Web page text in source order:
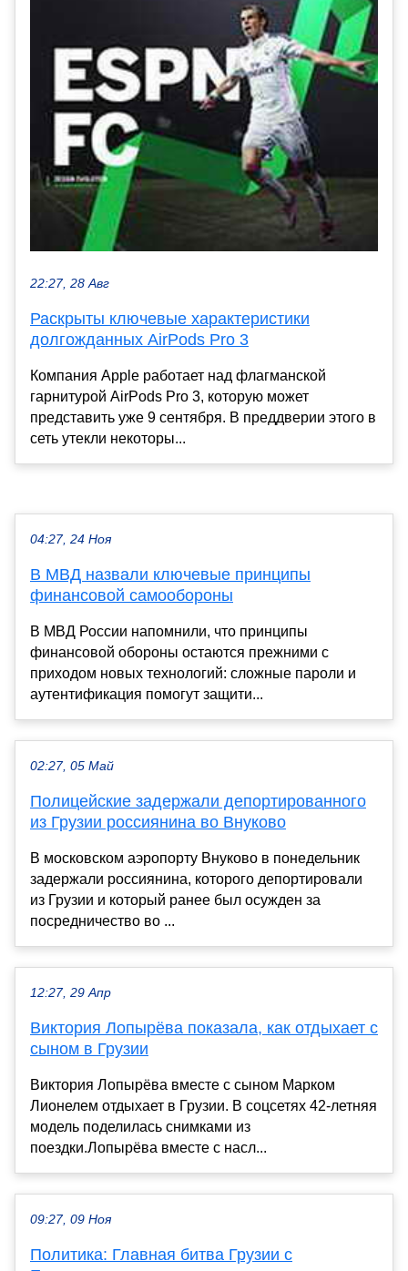
22:27, 28 Авг
Раскрыты ключевые характеристики
долгожданных AirPods Pro 3
Компания Apple работает над флагманской
гарнитурой AirPods Pro 3, которую может
представить уже 9 сентября. В преддверии этого в
сеть утекли некоторы...
04:27, 24 Ноя
В МВД назвали ключевые принципы
финансовой самообороны
В МВД России напомнили, что принципы
финансовой обороны остаются прежними с
приходом новых технологий: сложные пароли и
аутентификация помогут защити...
02:27, 05 Май
Полицейские задержали депортированного
из Грузии россиянина во Внуково
В московском аэропорту Внуково в понедельник
задержали россиянина, которого депортировали
из Грузии и который ранее был осужден за
посредничество во ...
12:27, 29 Апр
Виктория Лопырёва показала, как отдыхает с
сыном в Грузии
Виктория Лопырёва вместе с сыном Марком
Лионелем отдыхает в Грузии. В соцсетях 42-летняя
модель поделилась снимками из
поездки.Лопырёва вместе с насл...
09:27, 09 Ноя
Политика: Главная битва Грузии с